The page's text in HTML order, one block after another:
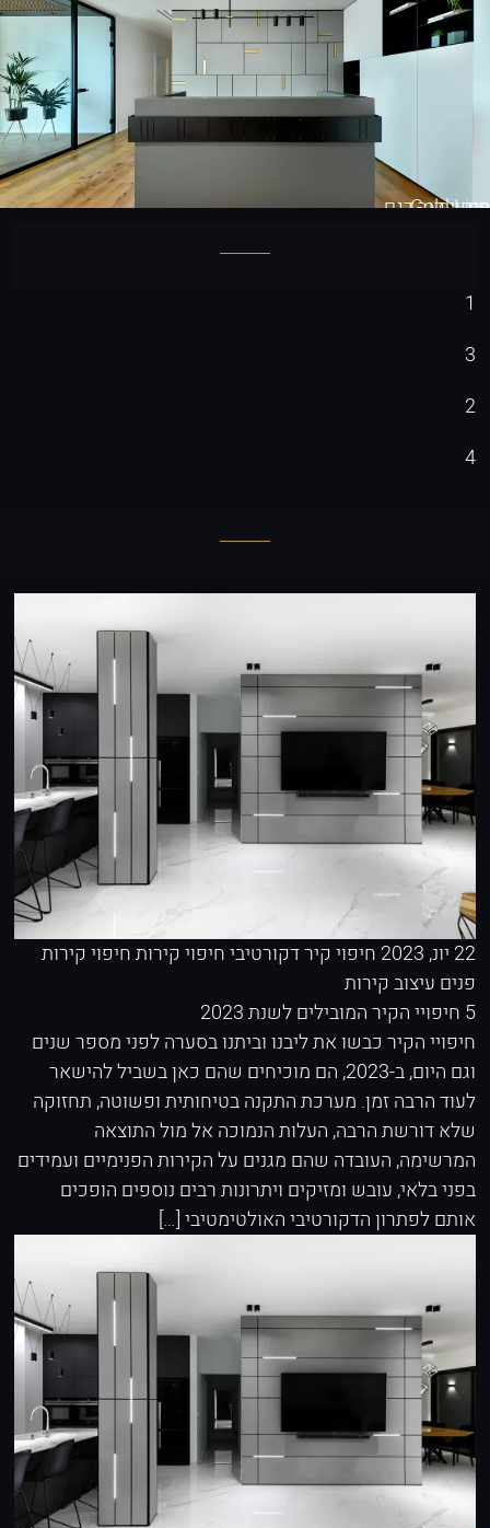
חיפוי קיר דגם
Gold Line
1
3
2
4
22 יונ, 2023 חיפוי קיר דקורטיביחיפוי קירותחיפוי קירות
פנים עיצוב קירות
5 חיפויי הקיר המובילים לשנת 2023
חיפויי הקיר כבשו את ליבנו וביתנו בסערה לפני מספר שנים
וגם היום, ב-2023, הם מוכיחים שהם כאן בשביל להישאר
לעוד הרבה זמן. מערכת התקנה בטיחותית ופשוטה, תחזוקה
שלא דורשת הרבה, העלות הנמוכה אל מול התוצאה
המרשימה, העובדה שהם מגנים על הקירות הפנימיים ועמידים
בפני בלאי, עובש ומזיקים ויתרונות רבים נוספים הופכים
אותם לפתרון הדקורטיבי האולטימטיבי […]